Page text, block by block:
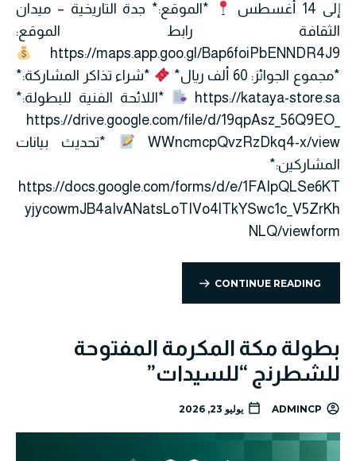
إلى 14 أغسطس
*الموقع:* جدة التاريخية – ميدان
الثقافة رابط الموقع:
https://maps.app.goo.gl/Bap6foiPbENNDR4J9
*مجموع الجوائز: 60 ألف ريال*
*شراء تذاكر المشاركة:*
https://kataya-store.sa
*اللائحة الفنية للبطولة:*
https://drive.google.com/file/d/19qpAsz_56Q9EO_
WWncmcpQvzRzDkq4-x/view
*تحديث بيانات
المشاركين:*
https://docs.google.com/forms/d/e/1FAIpQLSe6KT
yjycowmJB4aIvANatsLoTIVo4lTkYSwc1c_V5ZrKh
NLQ/viewform
CONTINUE READING
بطولة مكة المكرمة المفتوحة
للشطرنج “للسيدات”
ADMINCP يوليو 23, 2026